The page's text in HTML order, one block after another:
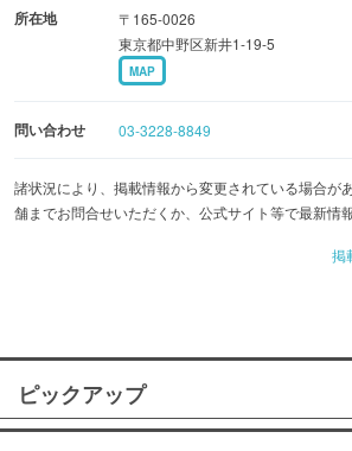
所在地
〒165-0026
東京都中野区新井1-19-5
MAP
問い合わせ 03-3228-8849
諸状況により、掲載情報から変更されている場合が
舗までお問合せいただくか、公式サイト等で最新情
掲
ピックアップ